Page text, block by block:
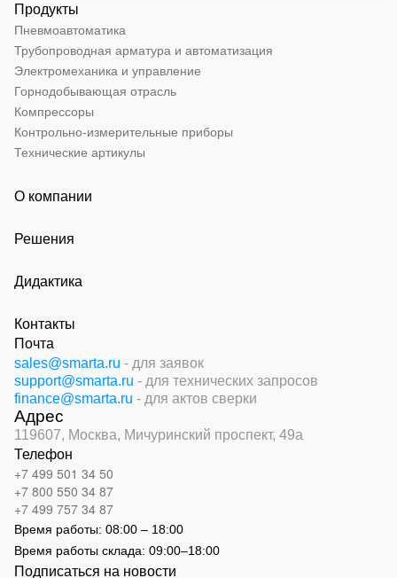
Продукты
Пневмоавтоматика
Трубопроводная арматура и автоматизация
Электромеханика и управление
Горнодобывающая отрасль
Компрессоры
Контрольно-измерительные приборы
Технические артикулы
О компании
Решения
Дидактика
Контакты
Почта
sales@smarta.ru - для заявок
support@smarta.ru - для технических запросов
finance@smarta.ru - для актов сверки
Адрес
119607, Москва, Мичуринский проспект, 49а
Телефон
+7 499 501 34 50
+7 800 550 34 87
+7 499 757 34 87
Время работы: 08:00 – 18:00
Время работы склада: 09:00–18:00
Подписаться на новости